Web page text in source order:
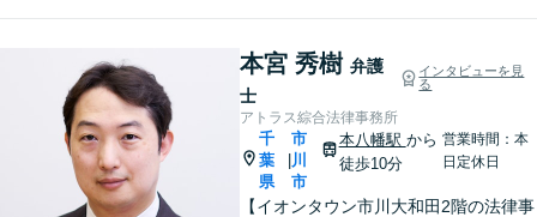
本宮 秀樹 弁護
士
インタビューを見
る
アトラス綜合法律事務所
千
葉
県
市
川
市
本八幡駅 から
徒歩10分
営業時間：本
日定休日
【イオンタウン市川大和田2階の法律事